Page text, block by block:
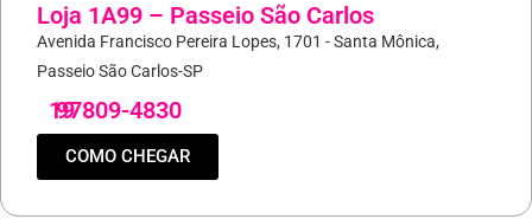
Loja 1A99 – Passeio São Carlos
Avenida Francisco Pereira Lopes, 1701 - Santa Mônica,
Passeio São Carlos-SP
19
97809-4830
COMO CHEGAR